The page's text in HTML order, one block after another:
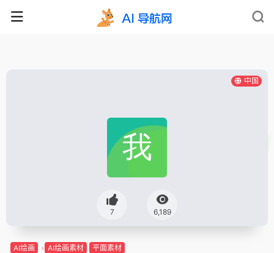
中国
7 6,189
AI绘画 AI绘画素材 平面素材